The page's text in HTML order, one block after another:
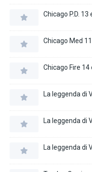
Chicago P.D. 13
Chicago Med
Chicago Fire 14
La leggenda di
La leggenda di
La leggenda di